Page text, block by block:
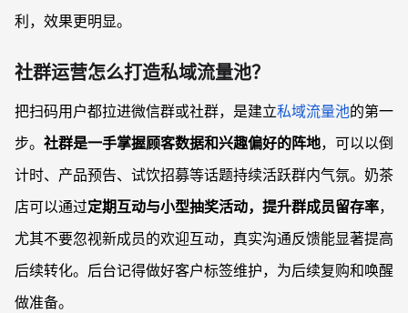
利，效果更明显。
社群运营怎么打造私域流量池？
把扫码用户都拉进微信群或社群，是建立私域流量池的第一
步。 社群是一手掌握顾客数据和兴趣偏好的阵地，可以以倒
计时、产品预告、试饮招募等话题持续活跃群内气氛。奶茶
店可以通过定期互动与小型抽奖活动，提升群成员留存率，
尤其不要忽视新成员的欢迎互动，真实沟通反馈能显著提高
后续转化。后台记得做好客户标签维护，为后续复购和唤醒
做准备。